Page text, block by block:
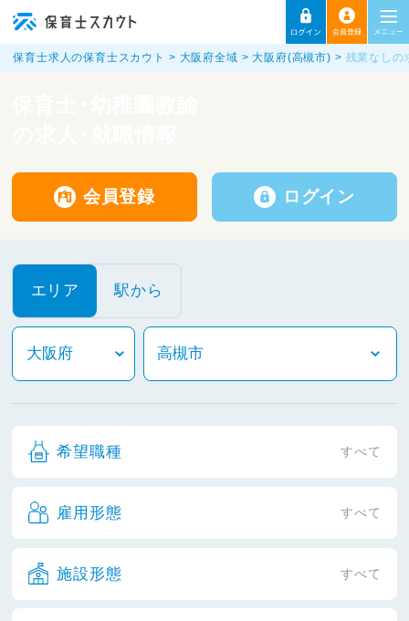
保育士求人の保育士スカウト 大阪府全域 大阪府(高槻市) 残業なしの
会員登録 ログイン
エリア 駅から
希望職種 すべて
雇用形態 すべて
施設形態 すべて